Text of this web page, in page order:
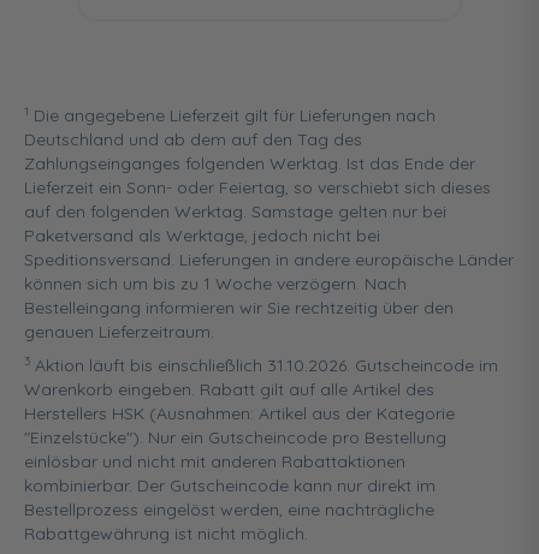
1 Die angegebene Lieferzeit gilt für Lieferungen nach
Deutschland und ab dem auf den Tag des
Zahlungseinganges folgenden Werktag. Ist das Ende der
Lieferzeit ein Sonn- oder Feiertag, so verschiebt sich dieses
auf den folgenden Werktag. Samstage gelten nur bei
Paketversand als Werktage, jedoch nicht bei
Speditionsversand. Lieferungen in andere europäische Länder
können sich um bis zu 1 Woche verzögern. Nach
Bestelleingang informieren wir Sie rechtzeitig über den
genauen Lieferzeitraum.
3 Aktion läuft bis einschließlich 31.10.2026. Gutscheincode im
Warenkorb eingeben. Rabatt gilt auf alle Artikel des
Herstellers HSK (Ausnahmen: Artikel aus der Kategorie
"Einzelstücke"). Nur ein Gutscheincode pro Bestellung
einlösbar und nicht mit anderen Rabattaktionen
kombinierbar. Der Gutscheincode kann nur direkt im
Bestellprozess eingelöst werden, eine nachträgliche
Rabattgewährung ist nicht möglich.